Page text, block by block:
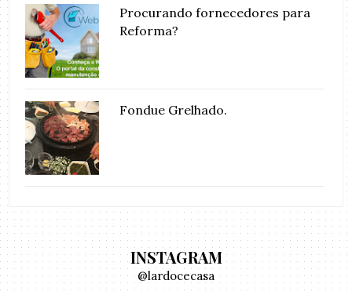
Procurando fornecedores para
Reforma?
Fondue Grelhado.
INSTAGRAM
@lardocecasa